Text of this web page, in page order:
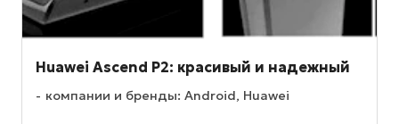
Huawei Ascend P2: красивый и надежный
компании и бренды: Android, Huawei